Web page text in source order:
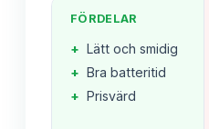
FÖRDELAR
+ Lätt och smidig
+ Bra batteritid
+ Prisvärd